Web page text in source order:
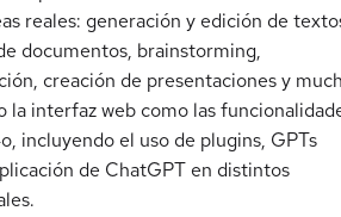
reales: generación y edición de
documentos, brainstorming,
creación de presentaciones y
la interfaz web como las
incluyendo el uso de plugins, GPTs
de ChatGPT en distintos